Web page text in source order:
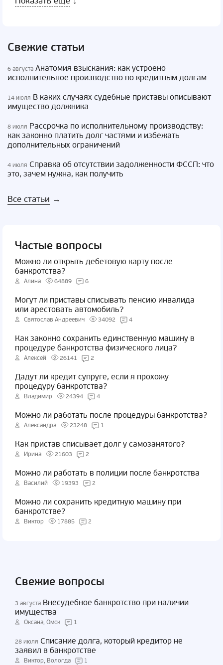
Свежие статьи
6 августа Анатомия взыскания: как устроено
исполнительное производство по кредитным долгам
14 июля В каких случаях судебные приставы описывают
имущество должника
8 июля Рассрочка по исполнительному производству:
как законно платить долг частями и избежать
дополнительных ограничений
4 июля Справка об отсутствии задолженности ФССП: что
это, зачем нужна, как получить
Все статьи →
Частые вопросы
Можно ли открыть дебетовую карту после
банкротства?
Алина 64889 6
Могут ли приставы списывать пенсию инвалида
или арестовать автомобиль?
Святослав Андреевич 34092 4
Как законно сохранить единственную машину в
процедуре банкротства физического лица?
Алексей 26141 2
Дадут ли кредит супруге, если я прохожу
процедуру банкротства?
Владимир 24394 4
Можно ли работать после процедуры банкротства?
Александра 23248 1
Как пристав списывает долг у самозанятого?
Ирина 21603 2
Можно ли работать в полиции после банкротства
Василий 19393 2
Можно ли сохранить кредитную машину при
банкротстве?
Виктор 17885 2
Свежие вопросы
3 августа Внесудебное банкротство при наличии
имущества
Оксана, Омск 1
28 июля Списание долга, который кредитор не
заявил в банкротстве
Виктор, Вологда 1